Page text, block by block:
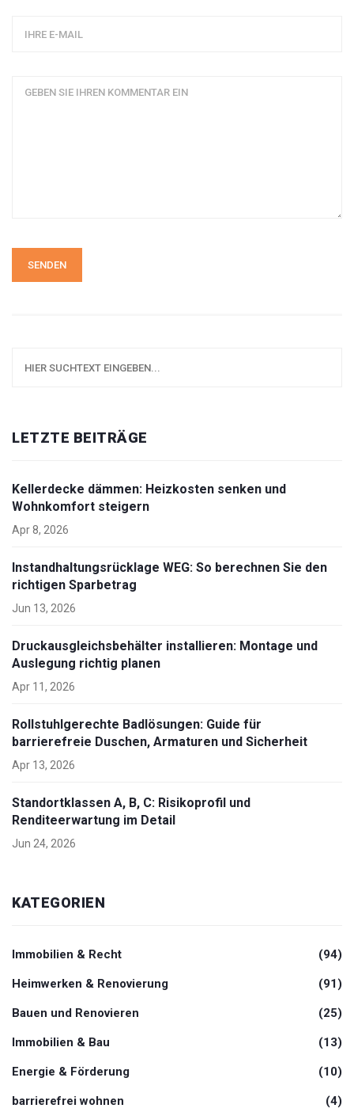
SENDEN
LETZTE BEITRÄGE
Kellerdecke dämmen: Heizkosten senken und
Wohnkomfort steigern
Apr 8, 2026
Instandhaltungsrücklage WEG: So berechnen Sie den
richtigen Sparbetrag
Jun 13, 2026
Druckausgleichsbehälter installieren: Montage und
Auslegung richtig planen
Apr 11, 2026
Rollstuhlgerechte Badlösungen: Guide für
barrierefreie Duschen, Armaturen und Sicherheit
Apr 13, 2026
Standortklassen A, B, C: Risikoprofil und
Renditeerwartung im Detail
Jun 24, 2026
KATEGORIEN
Immobilien & Recht (94)
Heimwerken & Renovierung (91)
Bauen und Renovieren (25)
Immobilien & Bau (13)
Energie & Förderung (10)
barrierefrei wohnen (4)